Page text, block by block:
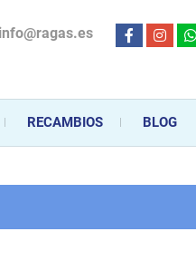
desde hace más de 20
personalizado en la venta,
info@ragas.es
RECAMBIOS BLOG